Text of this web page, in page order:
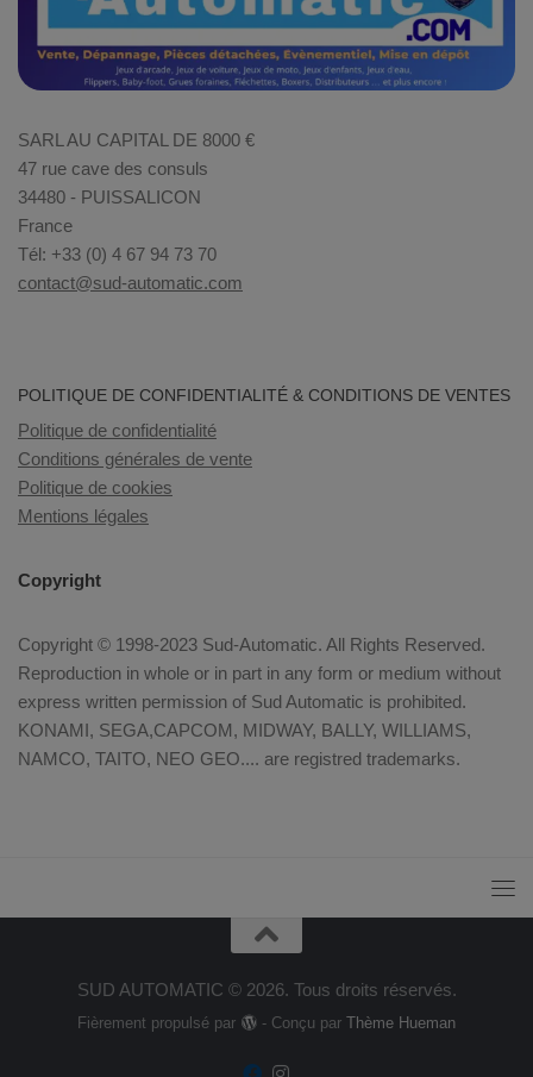
SARL AU CAPITAL DE 8000 €
47 rue cave des consuls
34480 - PUISSALICON
France
Tél: +33 (0) 4 67 94 73 70
contact@sud-automatic.com
POLITIQUE DE CONFIDENTIALITÉ & CONDITIONS DE VENTES
Politique de confidentialité
Conditions générales de vente
Politique de cookies
Mentions légales
Copyright
Copyright © 1998-2023 Sud-Automatic. All Rights Reserved.
Reproduction in whole or in part in any form or medium without
express written permission of Sud Automatic is prohibited.
KONAMI, SEGA,CAPCOM, MIDWAY, BALLY, WILLIAMS,
NAMCO, TAITO, NEO GEO.... are registred trademarks.
SUD AUTOMATIC © 2026. Tous droits réservés.
Fièrement propulsé par - Conçu par Thème Hueman